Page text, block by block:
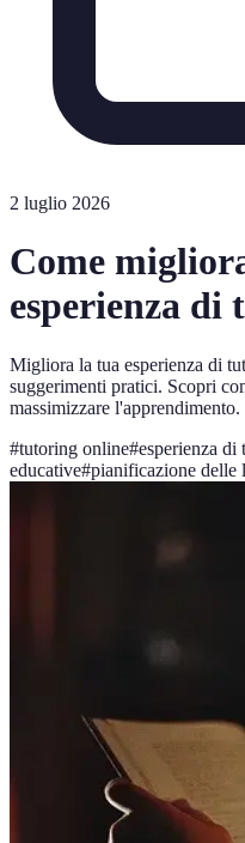
2 luglio 2026
Come
esperienza
Migliora la tua esperienza di
suggerimenti pratici. Scopri
massimizzare l'apprendimento.
#tutoring online#esperienza di
educative#pianificazione delle